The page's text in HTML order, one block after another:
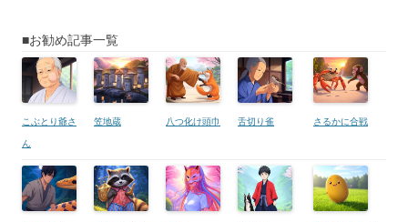
■お勧め記事一覧
こぶとり爺さ
ん
笠地蔵 八つ化け頭巾 舌切り雀 さるかに合戦